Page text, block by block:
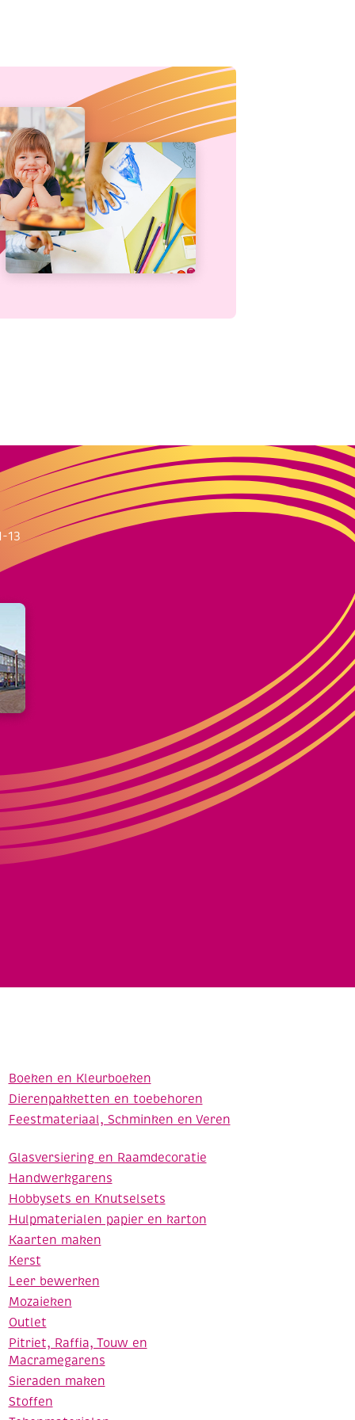
13
Boeken en Kleurboeken
Dierenpakketten en toebehoren
Feestmateriaal, Schminken en Veren
Glasversiering en Raamdecoratie
Handwerkgarens
Hobbysets en Knutselsets
Hulpmaterialen papier en karton
Kaarten maken
Kerst
Leer bewerken
Mozaieken
Outlet
Pitriet, Raffia, Touw en
Macramegarens
Sieraden maken
Stoffen